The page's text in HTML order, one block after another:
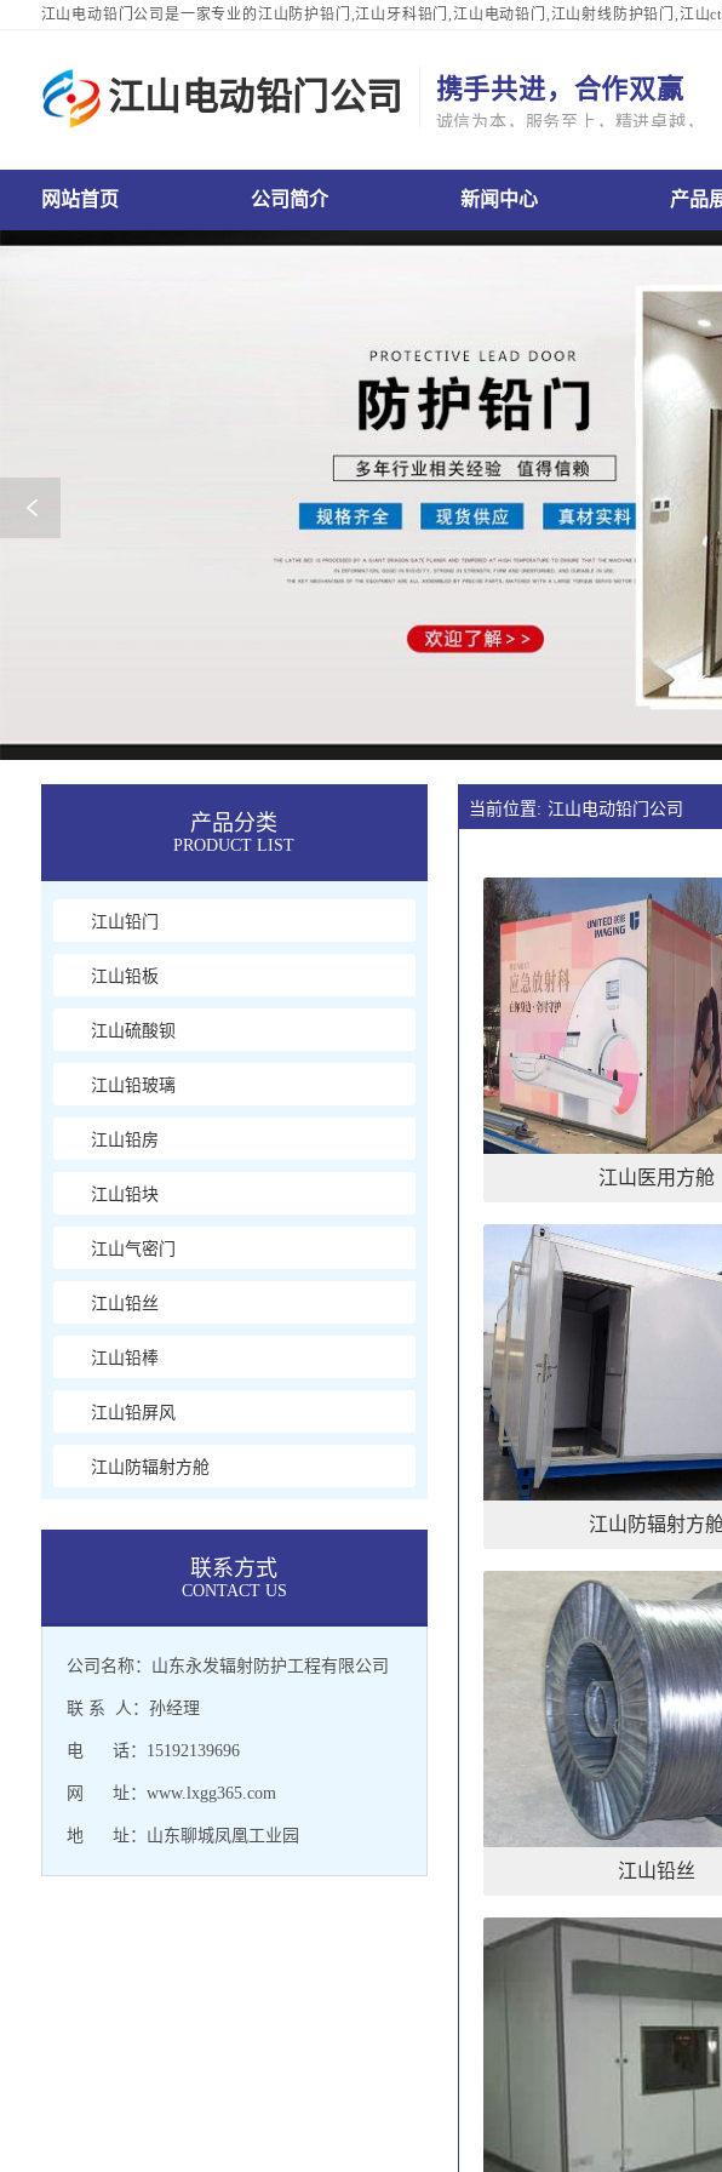
江山电动铅门公司是一家专业的江山防护铅门,江山牙科铅门,江山电动铅门,江山射线防护铅门,江山
江山电动铅门公司 携手共进，合作双赢
诚信为本，服务至上，精进卓越，亲
司网站首页江山电动铅门公司公司简介江山电动铅门公司新闻中心江山电动铅门公司产品
产品分类
PRODUCT LIST
江山铅门
江山铅板
江山硫酸钡
江山铅玻璃
江山铅房
江山铅块
江山气密门
江山铅丝
江山铅棒
江山铅屏风
江山防辐射方舱
联系方式
CONTACT US
公司名称：山东永发辐射防护工程有限公司
联 系 人：孙经理
电 话：15192139696
网 址：www.lxgg365.com
地 址：山东聊城凤凰工业园
当前位置: 江山电动铅门公司
江山医用方舱
江山防辐射方
江山铅丝